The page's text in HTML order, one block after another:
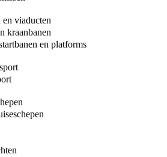
viaducten
kraanbanen
en platforms